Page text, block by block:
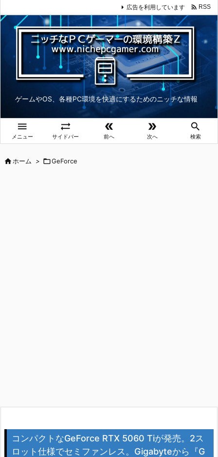
ゲームやOS、各種PC環境を快適にするためのニッチな情報

メニュー

サイドバー

前へ

次へ

検索
広告を利用しています  RSS
ホーム > GeForce
コンパクトなGeForce RTX 5060 Tiが発売。2ス
ロット仕様でセミファンレス。Gigabyteから『G